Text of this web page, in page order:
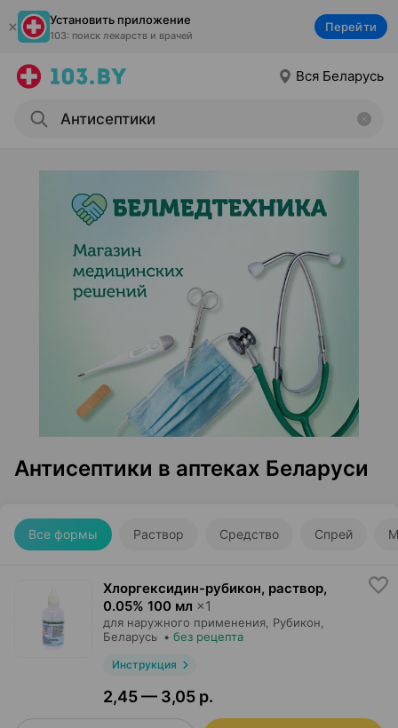
Установить приложение
103: поиск лекарств и врачей
Перейти
Вся Беларусь
Антисептики в аптеках Беларуси
Все формы Раствор Средство Спрей
Хлоргексидин-рубикон, раствор,
0.05% 100 мл ×1
для наружного применения, Рубикон
Беларусь • без рецепта
Инструкция
2,45 — 3,05 р.